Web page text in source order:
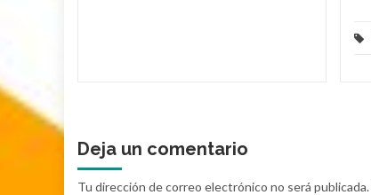
Deja un comentario
Tu dirección de correo electrónico no será publicada.